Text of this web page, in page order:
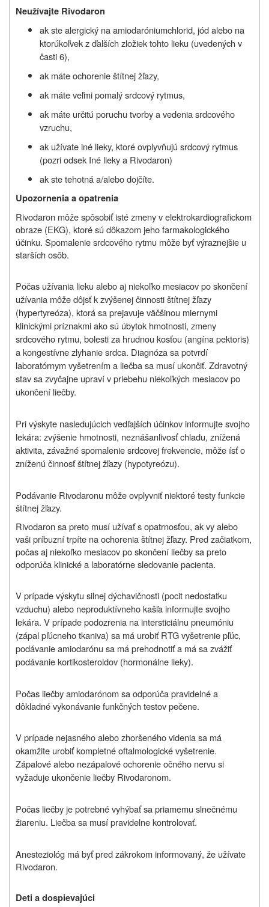
Neužívajte Rivodaron
ak ste alergický na amiodaróniumchlorid, jód alebo na
ktorúkoľvek z ďalších zložiek tohto lieku (uvedených v
časti 6),
ak máte ochorenie štítnej žľazy,
ak máte veľmi pomalý srdcový rytmus,
ak máte určitú poruchu tvorby a vedenia srdcového
vzruchu,
ak užívate iné lieky, ktoré ovplyvňujú srdcový rytmus
(pozri odsek Iné lieky a Rivodaron)
ak ste tehotná a/alebo dojčíte.
Upozornenia a opatrenia
Rivodaron môže spôsobiť isté zmeny v elektrokardiografickom
obraze (EKG), ktoré sú dôkazom jeho farmakologického
účinku. Spomalenie srdcového rytmu môže byť výraznejšie u
starších osôb.
Počas užívania lieku alebo aj niekoľko mesiacov po skončení
užívania môže dôjsť k zvýšenej činnosti štítnej žľazy
(hypertyreóza), ktorá sa prejavuje väčšinou miernymi
klinickými príznakmi ako sú úbytok hmotnosti, zmeny
srdcového rytmu, bolesti za hrudnou kosťou (angína pektoris)
a kongestívne zlyhanie srdca. Diagnóza sa potvrdí
laboratórnym vyšetrením a liečba sa musí ukončiť. Zdravotný
stav sa zvyčajne upraví v priebehu niekoľkých mesiacov po
ukončení liečby.
Pri výskyte nasledujúcich vedľajších účinkov informujte svojho
lekára: zvýšenie hmotnosti, neznášanlivosť chladu, znížená
aktivita, závažné spomalenie srdcovej frekvencie, môže ísť o
zníženú činnosť štítnej žľazy (hypotyreózu).
Podávanie Rivodaronu môže ovplyvniť niektoré testy funkcie
štítnej žľazy.
Rivodaron sa preto musí užívať s opatrnosťou, ak vy alebo
vaši príbuzní trpíte na ochorenia štítnej žľazy. Pred začiatkom,
počas aj niekoľko mesiacov po skončení liečby sa preto
odporúča klinické a laboratórne sledovanie pacienta.
V prípade výskytu silnej dýchavičnosti (pocit nedostatku
vzduchu) alebo neproduktívneho kašľa informujte svojho
lekára. V prípade podozrenia na intersticiálnu pneumóniu
(zápal pľúcneho tkaniva) sa má urobiť RTG vyšetrenie pľúc,
podávanie amiodarónu sa má prehodnotiť a má sa zvážiť
podávanie kortikosteroidov (hormonálne lieky).
Počas liečby amiodarónom sa odporúča pravidelné a
dôkladné vykonávanie funkčných testov pečene.
V prípade nejasného alebo zhoršeného videnia sa má
okamžite urobiť kompletné oftalmologické vyšetrenie.
Zápalové alebo nezápalové ochorenie očného nervu si
vyžaduje ukončenie liečby Rivodaronom.
Počas liečby je potrebné vyhýbať sa priamemu slnečnému
žiareniu. Liečba sa musí pravidelne kontrolovať.
Anesteziológ má byť pred zákrokom informovaný, že užívate
Rivodaron.
Deti a dospievajúci